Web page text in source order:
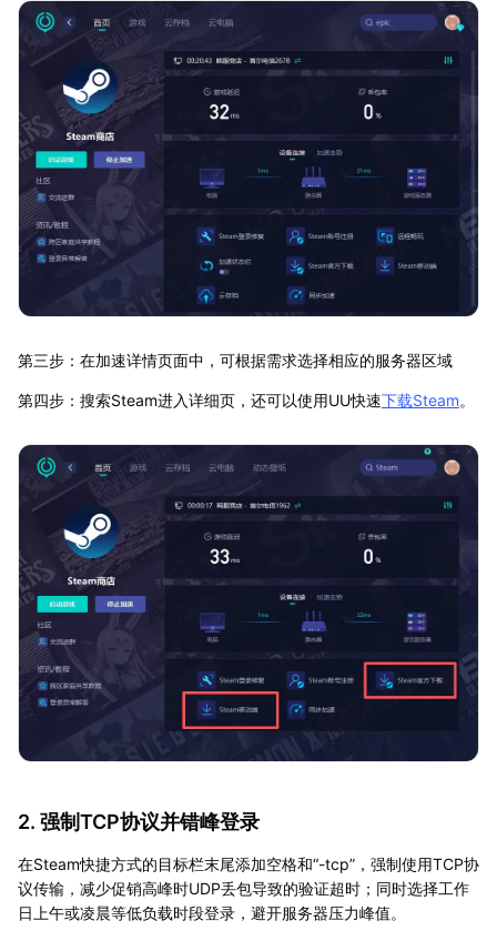
第三步：在加速详情页面中，可根据需求选择相应的服务器区域
第四步：搜索Steam进入详细页，还可以使用UU快速下载Steam。
2. 强制TCP协议并错峰登录
在Steam快捷方式的目标栏末尾添加空格和“-tcp”，强制使用TCP协
议传输，减少促销高峰时UDP丢包导致的验证超时；同时选择工作
日上午或凌晨等低负载时段登录，避开服务器压力峰值。